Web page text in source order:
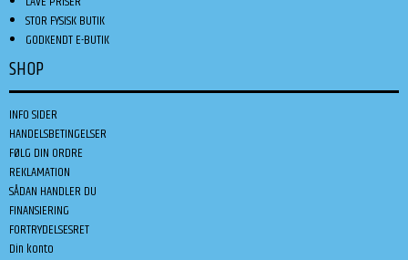
STOR FYSISK BUTIK
GODKENDT E-BUTIK
SHOP
INFO SIDER
HANDELSBETINGELSER
FØLG DIN ORDRE
REKLAMATION
SÅDAN HANDLER DU
FINANSIERING
FORTRYDELSESRET
Din konto